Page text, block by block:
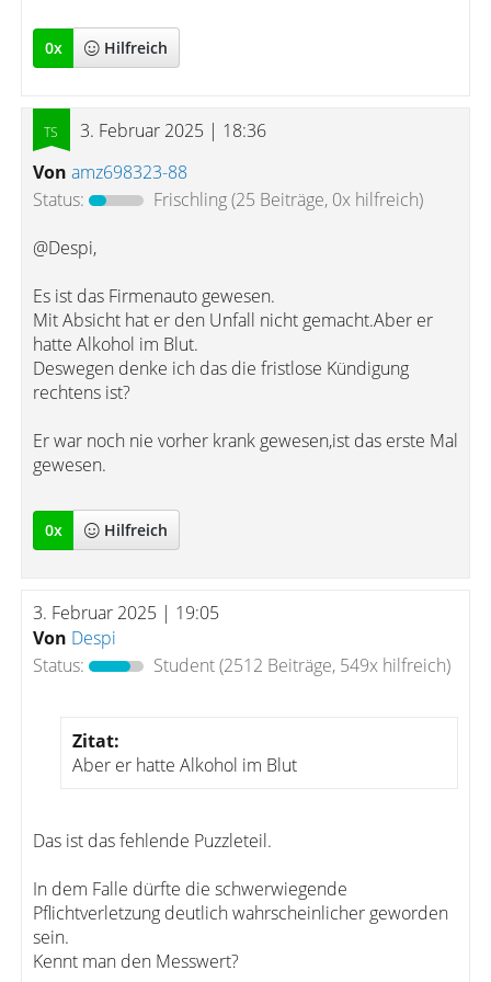
0x Hilfreich
3. Februar 2025 | 18:36
Von amz698323-88
Status:
Frischling(25 Beiträge, 0x hilfreich)
@Despi,
Es ist das Firmenauto gewesen.
Mit Absicht hat er den Unfall nicht gemacht.Aber er
hatte Alkohol im Blut.
Deswegen denke ich das die fristlose Kündigung
rechtens ist?
Er war noch nie vorher krank gewesen,ist das erste Mal
gewesen.
0x Hilfreich
3. Februar 2025 | 19:05
Von Despi
Status:
Student(2512 Beiträge, 549x hilfreich)
Zitat:
Aber er hatte Alkohol im Blut
Das ist das fehlende Puzzleteil.
In dem Falle dürfte die schwerwiegende
Pflichtverletzung deutlich wahrscheinlicher geworden
sein.
Kennt man den Messwert?